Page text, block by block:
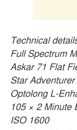
Technical
Full Spectrum
Askar 71 Flat
Star
Optolong L-
105 × 2 Minute
ISO 1600